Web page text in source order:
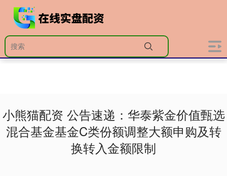
小熊猫配资 公告速递：华泰紫金价值甄选
混合基金基金C类份额调整大额申购及转
换转入金额限制